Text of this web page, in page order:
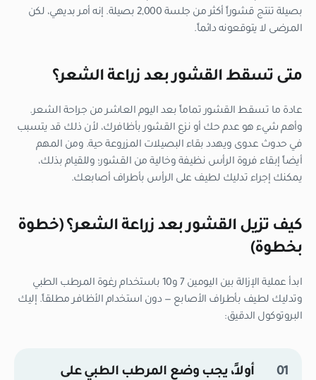
بصيلة تنتج قشوراً أكثر من جلسة 2,000 بصيلة. إنه أمر بديهي، لكن
المرضى لا يتوقعونه دائماً.
متى تسقط القشور بعد زراعة الشعر؟
عادة ما تسقط القشور تماماً بعد اليوم العاشر من جراحة الشعر.
وأهم شيء هو عدم حك أو نزع القشور بأظافرك، لأن ذلك قد يتسبب
في حدوث عدوى ويهدد بقاء البصيلات المزروعة حية. ومن المهم
أيضاً إبقاء فروة الرأس نظيفة وخالية من القشور؛ وللقيام بذلك،
يمكنك إجراء تدليك لطيف على الرأس بأطراف أصابعك.
كيف تزيل القشور بعد زراعة الشعر؟ (خطوة
بخطوة)
ابدأ عملية الإزالة بين اليومين 7 و10 باستخدام رغوة المرطب الطبي
وتدليك لطيف بأطراف الأصابع — دون استخدام الأظافر مطلقاً. إليك
البروتوكول الدقيق:
أولاً، يجب وضع المرطب الطبي على